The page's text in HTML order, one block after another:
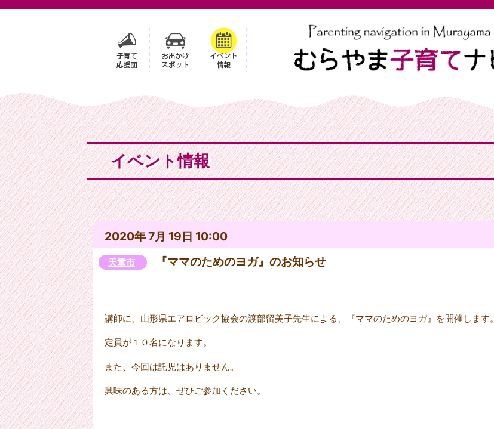
イベント情報
2020年 7月 19日 10:00
天童市 『ママのためのヨガ』のお知らせ
講師に、山形県エアロビック協会の渡部留美子先生による、『ママのためのヨガ』を開催します。
定員が１０名になります。
また、今回は託児はありません。
興味のある方は、ぜひご参加ください。